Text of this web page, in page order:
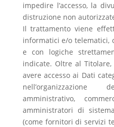
impedire l’accesso, la
distruzione non
Il trattamento viene
informatici e/o telematici,
e con logiche
indicate. Oltre al
avere accesso ai Dati
amministrativo,
amministratori di
(come fornitori di servizi